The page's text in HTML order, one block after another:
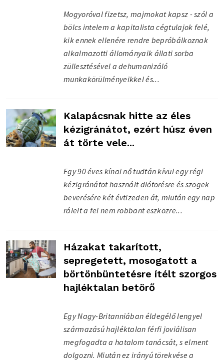
Mogyoróval fizetsz, majmokat kapsz - szól a
bölcs intelem a kapitalista cégtulajok felé,
kik ennek ellenére rendre bepróbálkoznak
alkalmazotti állományaik állati sorba
züllesztésével a dehumanizáló
munkakörülményeikkel és...
Kalapácsnak hitte az éles
kézigránátot, ezért húsz éven
át törte vele...
Egy 90 éves kínai nő tudtán kívül egy régi
kézigránátot használt diótörésre és szögek
beverésére két évtizeden át, miután egy nap
rálelt a fel nem robbant eszközre...
Házakat takarított,
sepregetett, mosogatott a
börtönbüntetésre ítélt szorgos
hajléktalan betörő
Egy Nagy-Britanniában éldegélő lengyel
származású hajléktalan férfi joviálisan
megfogadta a hatalom tanácsát, s elment
dolgozni. Miután ez irányú törekvése a